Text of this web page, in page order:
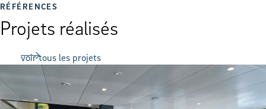
RÉFÉRENCES
Projets réalisés
voir tous les projets